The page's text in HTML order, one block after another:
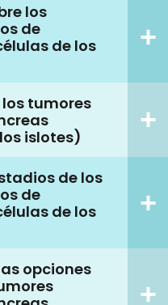
los
de
de los
tumores
islotes)
de los
de
de los
opciones